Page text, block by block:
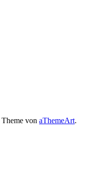
Theme von aThemeArt.